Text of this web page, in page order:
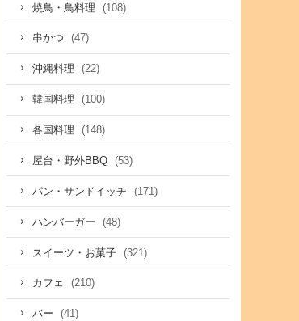
焼鳥・鳥料理 (108)
串かつ (47)
沖縄料理 (22)
韓国料理 (100)
各国料理 (148)
屋台・野外BBQ (53)
パン・サンドイッチ (171)
ハンバーガー (48)
スイーツ・お菓子 (321)
カフェ (210)
バー (41)